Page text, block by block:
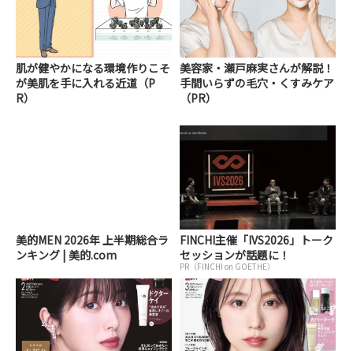
肌が健やかになる環境作りこそ
が美肌を手に入れる近道（P
R）
美容家・瀬戸麻実さんが解説！
手間いらずの毛穴・くすみケア
（PR）
美的MEN 2026年 上半期総合ラ
ンキング | 美的.com
FINCHI主催「IVS2026」トーク
セッションが話題に！
PR（FINCHI on GOETHE）